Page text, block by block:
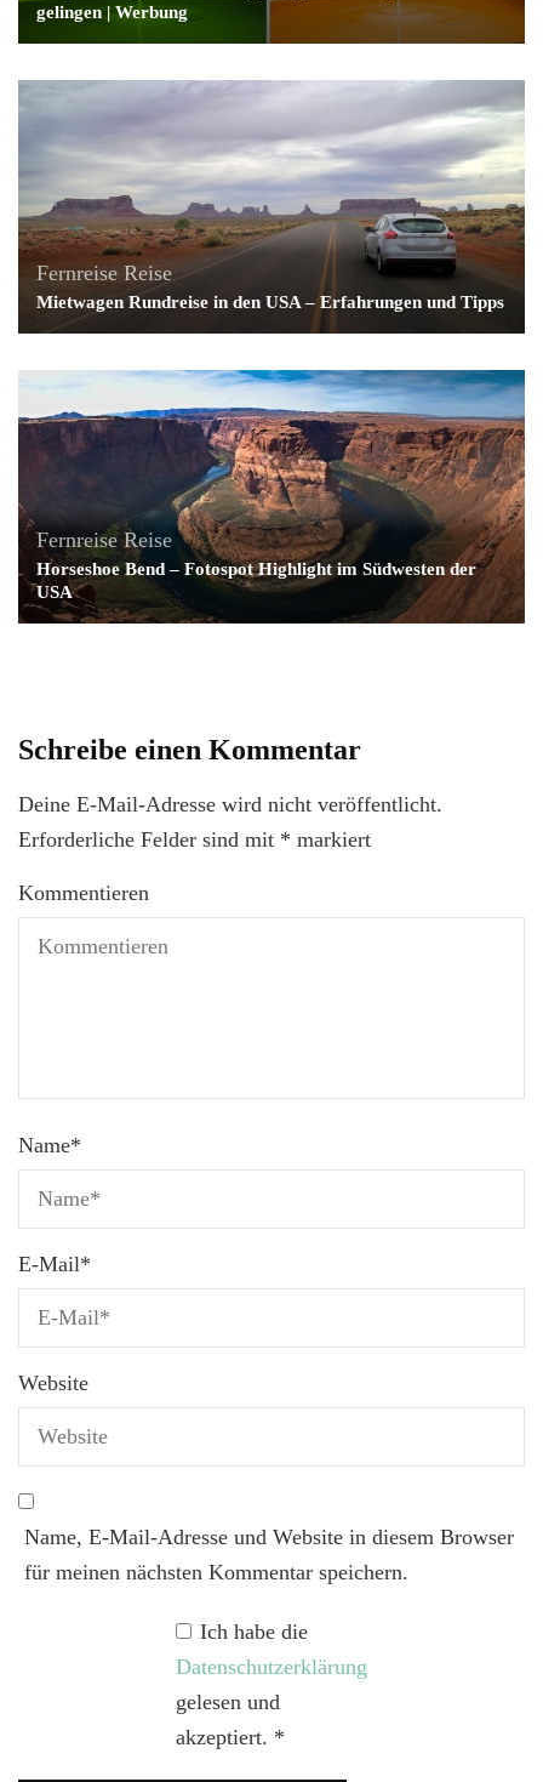
gelingen | Werbung
Fernreise Reise
Mietwagen Rundreise in den USA – Erfahrungen und Tipps
Fernreise Reise
Horseshoe Bend – Fotospot Highlight im Südwesten der
USA
Schreibe einen Kommentar
Deine E-Mail-Adresse wird nicht veröffentlicht.
Erforderliche Felder sind mit * markiert
Kommentieren
Name*
E-Mail*
Website
Name, E-Mail-Adresse und Website in diesem Browser
für meinen nächsten Kommentar speichern.
Ich habe die
Datenschutzerklärung
gelesen und
akzeptiert. *